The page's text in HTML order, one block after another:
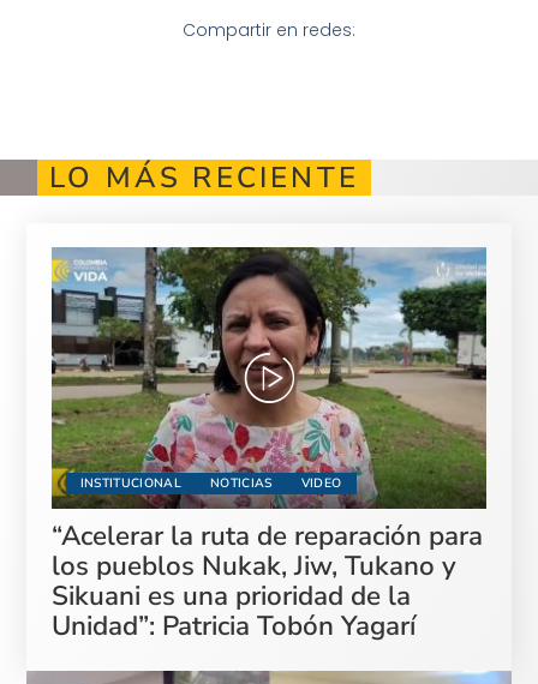
Compartir en redes:
LO MÁS RECIENTE
INSTITUCIONAL NOTICIAS VIDEO
“Acelerar la ruta de reparación para
los pueblos Nukak, Jiw, Tukano y
Sikuani es una prioridad de la
Unidad”: Patricia Tobón Yagarí